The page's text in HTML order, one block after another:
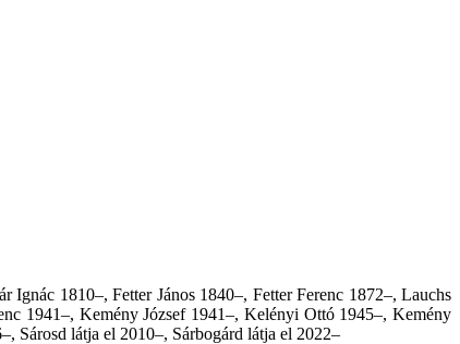
1810–, Fetter János 1840–, Fetter Ferenc 1872–, Lauchs
1941–, Kemény József 1941–, Kelényi Ottó 1945–, Kemény
Sárosd látja el 2010–, Sárbogárd látja el 2022–